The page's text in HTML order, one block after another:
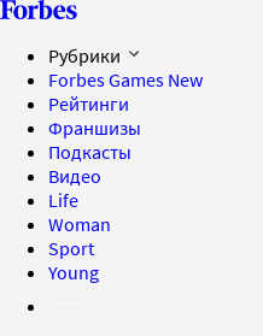
Рубрики
Forbes Games New
Рейтинги
Франшизы
Подкасты
Видео
Life
Woman
Sport
Young